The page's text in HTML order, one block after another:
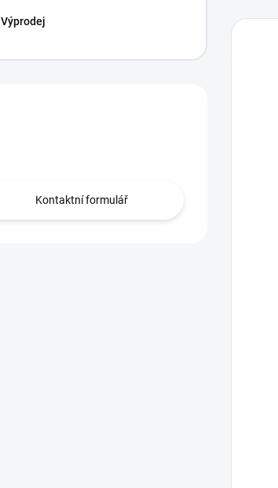
Výprodej
Kontaktní formulář